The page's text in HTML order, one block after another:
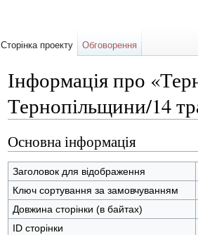
Інформація про
Тернопільщини/14
Основна інформація
Заголовок для відображення
Ключ сортування за замовчуванням
Довжина сторінки (в байтах)
ID сторінки
Сторінка проекту Обговорення